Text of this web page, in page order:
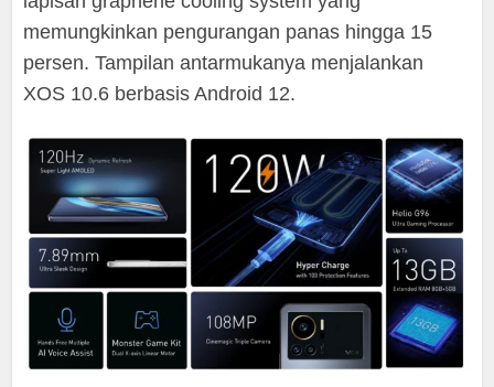
memungkinkan pengurangan panas hingga 15
persen. Tampilan antarmukanya menjalankan
XOS 10.6 berbasis Android 12.